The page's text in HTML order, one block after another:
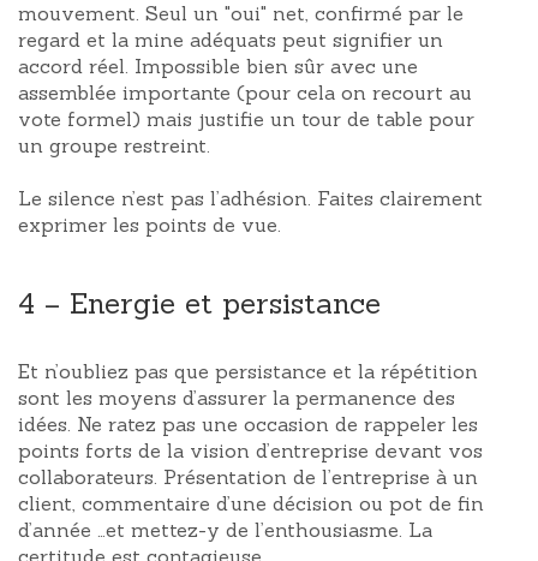
mouvement. Seul un "oui" net, confirmé par le
regard et la mine adéquats peut signifier un
accord réel. Impossible bien sûr avec une
assemblée importante (pour cela on recourt au
vote formel) mais justifie un tour de table pour
un groupe restreint.
Le silence n’est pas l’adhésion. Faites clairement
exprimer les points de vue.
4 – Energie et persistance
Et n’oubliez pas que persistance et la répétition
sont les moyens d’assurer la permanence des
idées. Ne ratez pas une occasion de rappeler les
points forts de la vision d’entreprise devant vos
collaborateurs. Présentation de l’entreprise à un
client, commentaire d’une décision ou pot de fin
d’année …et mettez-y de l’enthousiasme. La
certitude est contagieuse.